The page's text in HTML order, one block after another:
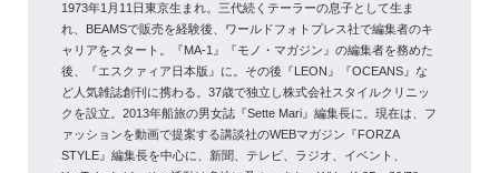
1973年1月11日東京生まれ。三代続くテーラーの息子として生ま
れ、BEAMSで販売を経験後、ワールドフォトプレス社で編集者のキ
ャリアをスタート。『MA-1』『モノ・マガジン』の編集者を務めた
後、『エスクァィア日本版』に。その後『LEON』『OCEANS』な
ど人気雑誌創刊に携わる。37歳で独立し株式会社スタイルクリニッ
クを設立。2013年船旅の男女誌『Sette Mari』編集長に。現在は、フ
ァッションを動画で提案する講談社のWEBマガジン『FORZA
STYLE』編集長を中心に、新聞、テレビ、ラジオ、イベント、